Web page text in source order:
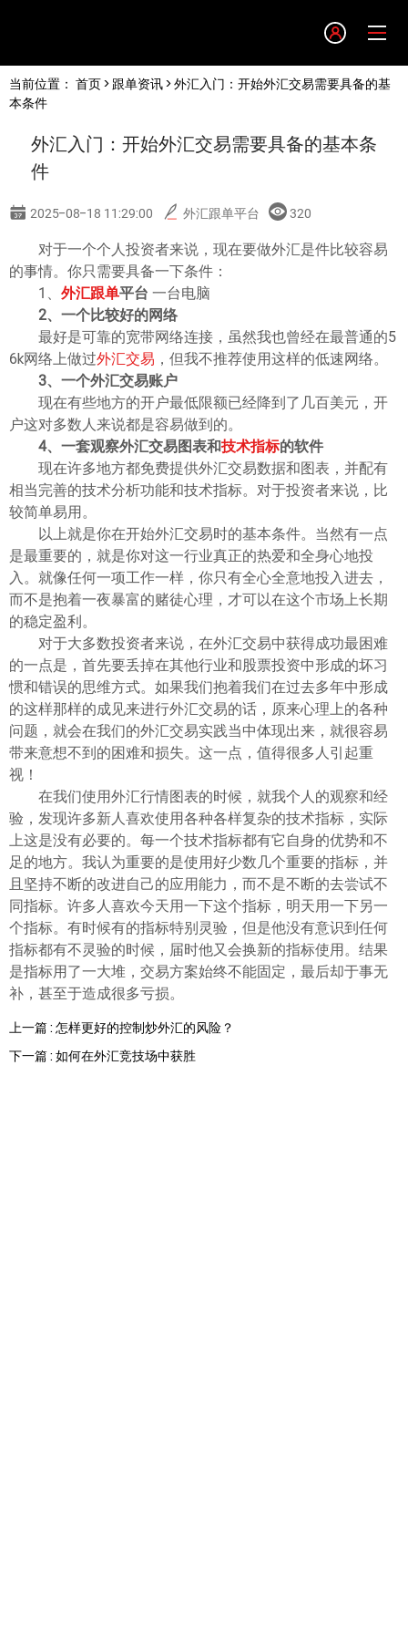
English
简体中文
한글
日本語
Tiếng việt
ไทย
当前位置： 首页> 跟单资讯> 外汇入门：开始外汇交易需要具备的基
本条件
外汇入门：开始外汇交易需要具备的基本条
件
2025-08-18 11:29:00 外汇跟单平台 320
对于一个个人投资者来说，现在要做外汇是件比较容易
的事情。你只需要具备一下条件：
1、 外汇跟单平台 一台电脑
2、一个比较好的网络
最好是可靠的宽带网络连接，虽然我也曾经在最普通的5
6k网络上做过外汇交易 ，但我不推荐使用这样的低速网络。
3、一个外汇交易账户
现在有些地方的开户最低限额已经降到了几百美元，开
户这对多数人来说都是容易做到的。
4、一套观察外汇交易图表和技术指标的软件
现在许多地方都免费提供外汇交易数据和图表，并配有
相当完善的技术分析功能和技术指标。对于投资者来说，比
较简单易用。
以上就是你在开始外汇交易时的基本条件。当然有一点
是最重要的，就是你对这一行业真正的热爱和全身心地投
入。就像任何一项工作一样，你只有全心全意地投入进去，
而不是抱着一夜暴富的赌徒心理，才可以在这个市场上长期
的稳定盈利。
对于大多数投资者来说，在外汇交易中获得成功最困难
的一点是，首先要丢掉在其他行业和股票投资中形成的坏习
惯和错误的思维方式。如果我们抱着我们在过去多年中形成
的这样那样的成见来进行外汇交易的话，原来心理上的各种
问题，就会在我们的外汇交易实践当中体现出来，就很容易
带来意想不到的困难和损失。这一点，值得很多人引起重
视！
在我们使用外汇行情图表的时候，就我个人的观察和经
验，发现许多新人喜欢使用各种各样复杂的技术指标，实际
上这是没有必要的。每一个技术指标都有它自身的优势和不
足的地方。我认为重要的是使用好少数几个重要的指标，并
且坚持不断的改进自己的应用能力，而不是不断的去尝试不
同指标。许多人喜欢今天用一下这个指标，明天用一下另一
个指标。有时候有的指标特别灵验，但是他没有意识到任何
指标都有不灵验的时候，届时他又会换新的指标使用。结果
是指标用了一大堆，交易方案始终不能固定，最后却于事无
补，甚至于造成很多亏损。
上一篇 : 怎样更好的控制炒外汇的风险？
下一篇 : 如何在外汇竞技场中获胜